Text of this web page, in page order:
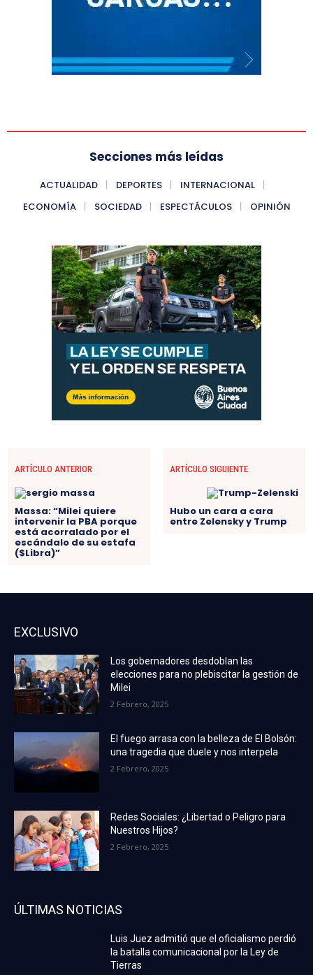
Secciones más leídas
ACTUALIDAD DEPORTES
INTERNACIONAL
ECONOMÍA
SOCIEDAD ESPECTÁCULOS OPINIÓN
ARTÍCULO ANTERIOR
Massa: “Milei quiere
intervenir la PBA porque
está acorralado por el
escándalo de su estafa
($Libra)”
ARTÍCULO SIGUIENTE
Hubo un cara a cara
entre Zelensky y Trump
EXCLUSIVO
Los gobernadores desdoblan las
elecciones para no plebiscitar la gestión de
Milei
2 Febrero, 2025
El fuego arrasa con la belleza de El Bolsón:
una tragedia que duele y nos interpela
2 Febrero, 2025
Redes Sociales: ¿Libertad o Peligro para
Nuestros Hijos?
2 Febrero, 2025
ÚLTIMAS NOTICIAS
Luis Juez admitió que el oficialismo perdió
la batalla comunicacional por la Ley de
Tierras